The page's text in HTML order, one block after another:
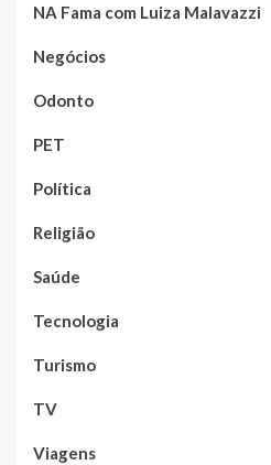
NA Fama com Luiza Malavazzi
Negócios
Odonto
PET
Política
Religião
Saúde
Tecnologia
Turismo
TV
Viagens